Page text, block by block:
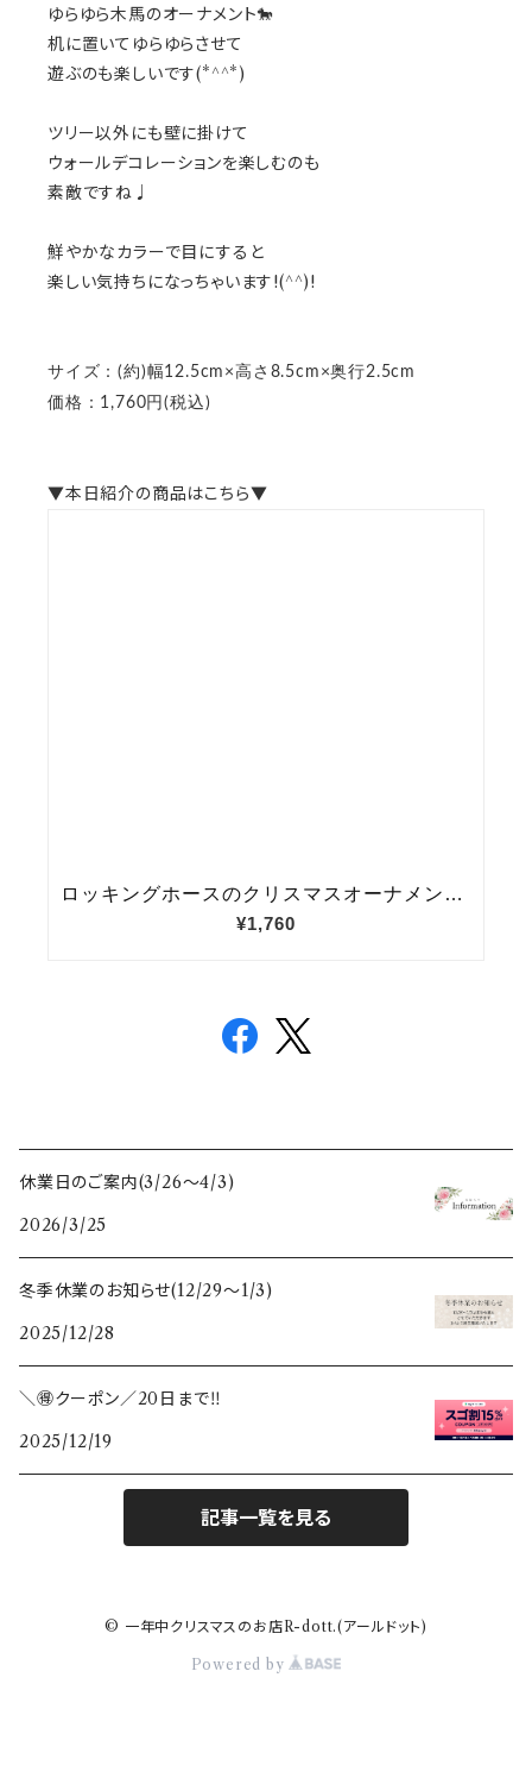
ゆらゆら木馬のオーナメント🐎
机に置いてゆらゆらさせて
遊ぶのも楽しいです(*^^*)
ツリー以外にも壁に掛けて
ウォールデコレーションを楽しむのも
素敵ですね♩
鮮やかなカラーで目にすると
楽しい気持ちになっちゃいます!(^^)!
サイズ：(約)幅12.5cm×高さ8.5cm×奥行2.5cm
価格：1,760円(税込)
▼本日紹介の商品はこちら▼
休業日のご案内(3/26〜4/3)
2026/3/25
冬季休業のお知らせ(12/29〜1/3)
2025/12/28
＼🉐クーポン／20日まで‼️
2025/12/19
記事一覧を見る
© 一年中クリスマスのお店R-dott.(アールドット)
Powered by